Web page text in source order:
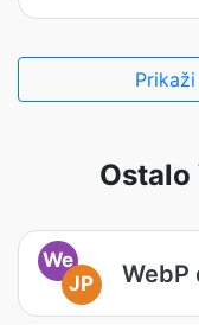
Ostalo
We
JP
WebP